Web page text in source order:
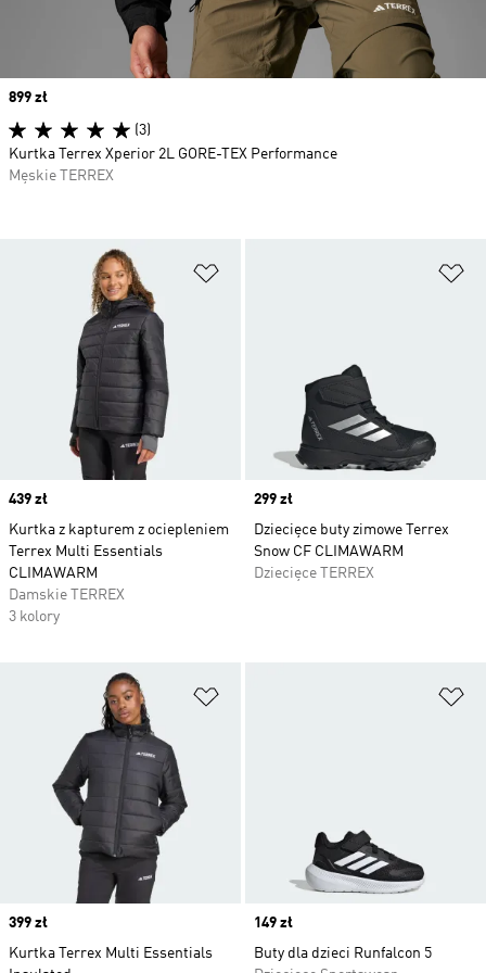
Price
439 zł
Kurtka z kapturem z ociepleniem
Terrex Multi Essentials
CLIMAWARM
Damskie TERREX
3 kolory
Price
299 zł
Dziecięce buty zimowe Terrex
Snow CF CLIMAWARM
Dziecięce TERREX
Price
399 zł
Kurtka Terrex Multi Essentials
Price
149 zł
Buty dla dzieci Runfalcon 5
Price
899 zł
(3)
Kurtka Terrex Xperior 2L GORE-TEX Performance
Męskie TERREX